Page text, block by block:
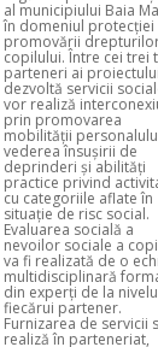
al municipiului Baia
în domeniul protecției
promovării
copilului. Între cei trei
parteneri ai
dezvoltă servicii
vor realiză
prin promovarea
mobilității
vederea însușirii de
deprinderi și abilități
practice privind
cu categoriile aflate în
situație de risc social.
Evaluarea socială a
nevoilor sociale a
va fi realizată de o
multidisciplinară
din experți de la
fiecărui partener.
Furnizarea de servicii
realiză în parteneriat,